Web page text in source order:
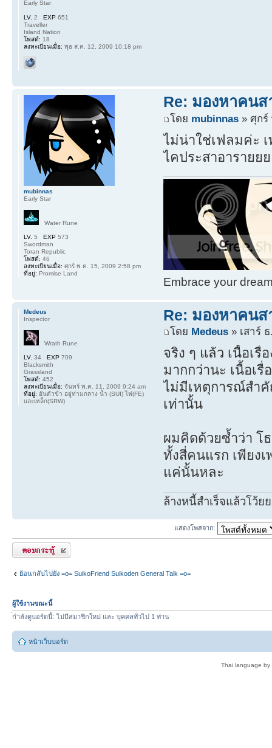
Early Star
LV. 2 EXP 651
Traveller
Island Nation
โพสต์: 18
ลงทะเบียนเมื่อ: พุธ ส.ค. 12, 2009 10:18 pm
Re: มองหาคน
โดย mubinnas » ศุกร์
ไม่น่าใช่เฟลมค่ะ
ไคประสาอารายย
Embrace your
mubinnas
Early Star
Water Rune
LV. 5 EXP 573
Swordman
Toran Republic
โพสต์: 46
ลงทะเบียนเมื่อ: ศุกร์ พ.ค. 15, 2009 2:58 pm
ที่อยู่: Promise Land
Re: มองหาคน
โดย Medeus » เสาร์
จริง ๆ แล้ว เนื้อเ
มากกว่านะ เนื้อเรื่
ไม่มีเหตุการณ์สำ
เท่านั้น
ผมคิดด้วยซ้ำว่า โ
ทั้งสี่คนแรก เพียง
แค่นั้นหละ
ล้างหนี้สำเร็จแล้วโว้ย
Medeus
Inspector
Wrath Rune
LV. 34 EXP 709
Blacksmith
Grassland
โพสต์: 452
ลงทะเบียนเมื่อ: จันทร์ พ.ค. 11, 2009 9:24 am
ที่อยู่: อันตัวข้า อยู่ท่ามกลาง น้ำ (SUI) ไฟ(FE)
และเหล็ก(SRW)
แสดงโพสจาก:
ตอบกระทู้
ย้อนกลับไปยัง =o= SuikoFriend Suikoden General Talk =o=
ผู้ใช้งานขณะนี้
่กำลังดูบอร์ดนี้: ไม่มีสมาชิกใหม่ และ บุคคลทั่วไป 1 ท่าน
หน้าเว็บบอร์ด
Thai language by